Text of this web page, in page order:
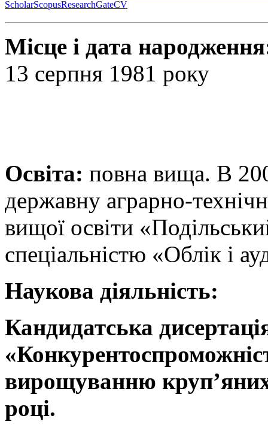
ScholarScopusResearchGateCV
Місце і дата
13 серпня 1981 року
Освіта: повна вища. В
державну аграрно-
вищої освіти
спеціальністю «Облік і
Наукова діяльність:
Кандидатська
вирощуванню
році.